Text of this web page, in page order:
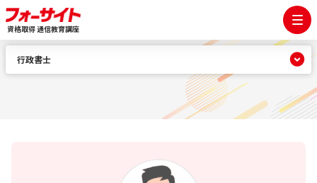
資格取得 通信教育講座
行政書士